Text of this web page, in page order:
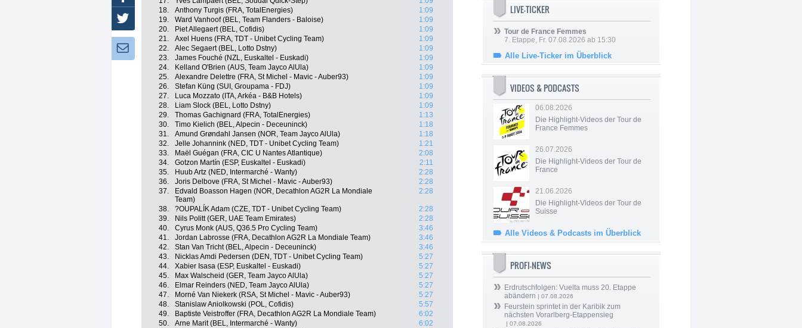
18.
Anthony Turgis (FRA, TotalEnergies)
1:09
19.
Ward Vanhoof (BEL, Team Flanders - Baloise)
1:09
20.
Piet Allegaert (BEL, Cofidis)
1:09
21.
Axel Huens (FRA, TDT - Unibet Cycling Team)
1:09
22.
Alec Segaert (BEL, Lotto Dstny)
1:09
23.
James Fouché (NZL, Euskaltel - Euskadi)
1:09
24.
Kelland O'Brien (AUS, Team Jayco AlUla)
1:09
25.
Alexandre Delettre (FRA, St Michel - Mavic - Auber93)
1:09
26.
Stefan Küng (SUI, Groupama - FDJ)
1:09
27.
Luca Mozzato (ITA, Arkéa - B&B Hotels)
1:09
28.
Liam Slock (BEL, Lotto Dstny)
1:09
29.
Thomas Gachignard (FRA, TotalEnergies)
1:13
30.
Timo Kielich (BEL, Alpecin - Deceuninck)
1:18
31.
Amund Grøndahl Jansen (NOR, Team Jayco AlUla)
1:18
32.
Jelle Johannink (NED, TDT - Unibet Cycling Team)
1:21
33.
Maël Guégan (FRA, CIC U Nantes Atlantique)
2:08
34.
Gotzon Martín (ESP, Euskaltel - Euskadi)
2:11
35.
Huub Artz (NED, Intermarché - Wanty)
2:28
36.
Joris Delbove (FRA, St Michel - Mavic - Auber93)
2:28
37.
Edvald Boasson Hagen (NOR, Decathlon AG2R La Mondiale
Team)
2:28
38. ?OUPALÍK Adam (CZE, TDT - Unibet Cycling Team)
2:28
39.
Nils Politt (GER, UAE Team Emirates)
2:28
40.
Cyrus Monk (AUS, Q36.5 Pro Cycling Team)
3:46
41.
Jordan Labrosse (FRA, Decathlon AG2R La Mondiale Team)
3:46
42.
Stan Van Tricht (BEL, Alpecin - Deceuninck)
3:46
43.
Nicklas Amdi Pedersen (DEN, TDT - Unibet Cycling Team)
5:27
44.
Xabier Isasa (ESP, Euskaltel - Euskadi)
5:27
45.
Max Walscheid (GER, Team Jayco AlUla)
5:27
46.
Elmar Reinders (NED, Team Jayco AlUla)
5:27
47.
Morné Van Niekerk (RSA, St Michel - Mavic - Auber93)
5:27
48.
Stanislaw Aniolkowski (POL, Cofidis)
5:57
49.
Baptiste Veistroffer (FRA, Decathlon AG2R La Mondiale Team)
6:02
50.
Arne Marit (BEL, Intermarché - Wanty)
6:02
LIVE-TICKER
Tour de France Femmes
7. Etappe, Fr. 07.08.2026 ab 15:30
Alle Live-Ticker im Überblick
VIDEOS & PODCASTS
06.08.2026
Die Highlight-Videos der Tour de
France Femmes
26.07.2026
Die Highlight-Videos der Tour de
France
21.06.2026
Die Highlight-Videos der Tour de
Suisse
Alle Videos & Podcasts im Überblick
PROFI-NEWS
Erdrutschfolgen: Vuelta muss 20. Etappe
abändern | 07.08.2026
Feurstein sprintet in der Karibik zum
nächsten Vorarlberg-Etappensieg
| 07.08.2026
Twitter
Newsletter: